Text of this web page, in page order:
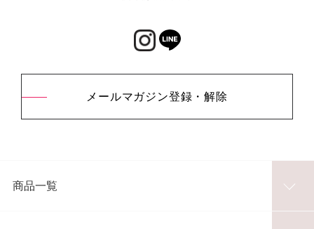
メールマガジン登録・解除
商品一覧